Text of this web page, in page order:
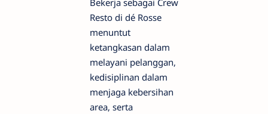
Bekerja sebagai Crew
Resto di dé Rosse
menuntut
ketangkasan dalam
melayani pelanggan,
kedisiplinan dalam
menjaga kebersihan
area, serta